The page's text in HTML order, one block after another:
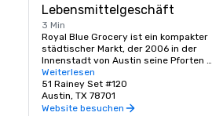
Lebensmittelgeschäft
3 Min
Royal Blue Grocery ist ein kompakter
städtischer Markt, der 2006 in der
Innenstadt von Austin seine Pforten
öffnete. Royal Blue wird von einigen
Bodega genannt, von anderen als Laden
an der Ecke. Es ist ein modernes urbanes
Lebensmittelgeschäft, das genau das
Weiterlesen
51 Rainey Set #120
Austin, TX 78701
Website besuchen